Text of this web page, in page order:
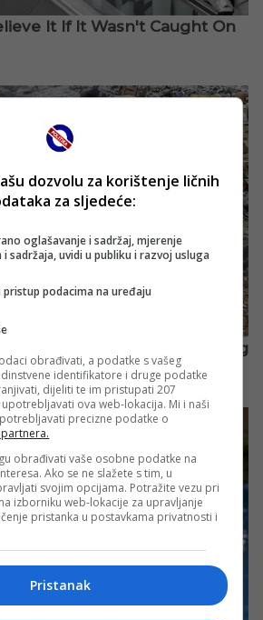
dozvolu za korištenje ličnih
za sljedeće:
oglašavanje i sadržaj, mjerenje
i sadržaja, uvidi u publiku i razvoj usluga
podacima na uređaju
obrađivati, a podatke s vašeg
identifikatore i druge podatke
dijeliti te im pristupati 207
ova web-lokacija. Mi i naši
precizne podatke o
obrađivati vaše osobne podatke na
Ako se ne slažete s tim, u
svojim opcijama. Potražite vezu pri
izborniku web-lokacije za upravljanje
pristanka u postavkama privatnosti i
Pristanak